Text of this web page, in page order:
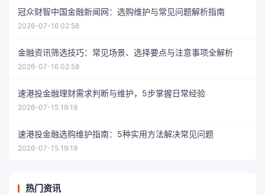
冠众财智中国金融新闻网：选购维护与常见问题解析指南
2026-07-16 02:58
金融资讯筛选技巧：常见场景、选择要点与注意事项全解析
2026-07-16 02:58
速港投金融理财需求判断与维护，5步掌握日常经验
2026-07-15 19:19
速港投金融选购维护指南：5种实用方法解决常见问题
2026-07-15 19:19
热门资讯